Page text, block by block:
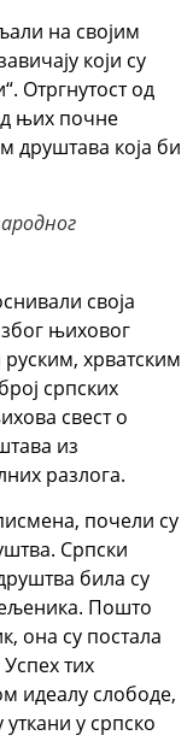
на својим
који су
Отргнутост од
њих почне
друштава која би
своја
њиховог
хрватским
српских
свест о
из
разлога.
почели су
Српски
била су
Пошто
она су постала
тих
идеалу слободе,
у српско